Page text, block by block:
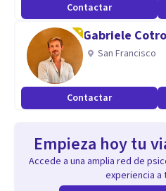
Contactar
Gabriele
San Francisco
Contactar
Empieza hoy tu
Accede a una amplia red de
experiencia a